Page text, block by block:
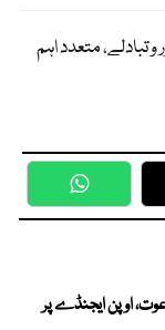
تبادلے، متعدد اہم
WhatsApp
اوپن ایجنڈے پر